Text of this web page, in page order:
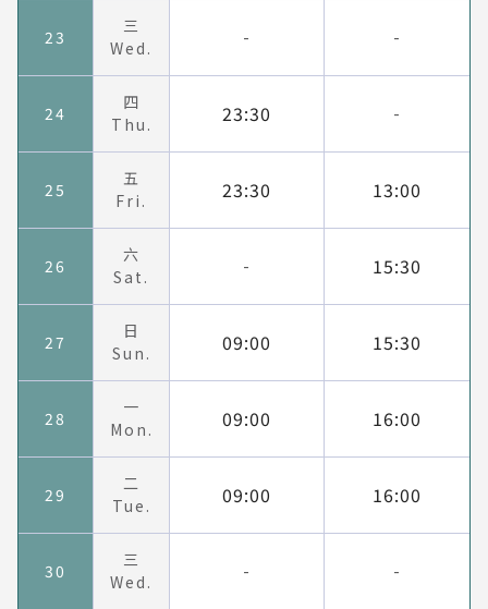
23
三
Wed.
- -
24
四
Thu.
23:30 -
25
五
Fri.
23:30 13:00
26
六
Sat.
- 15:30
27
日
Sun.
09:00 15:30
28
一
Mon.
09:00 16:00
29
二
Tue.
09:00 16:00
30
三
Wed.
- -